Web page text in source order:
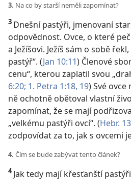
3. Na co by starší neměli zapomínat?
3 Dnešní pastýři, jmenovaní
odpovědnost. Ovce, o které
a Ježíšovi. Ježíš sám o sobě
pastýř“. (Jan 10:11) Členové
cenu“, kterou zaplatil svou
6:20; 1. Petra 1:18, 19) Své ovce
ně ochotně obětoval vlastní
zapomínat, že se mají
„velkému pastýři ovcí“. (Hebr.
zodpovídat za to, jak s ovcemi
4. Čím se bude zabývat tento článek?
4Jak tedy mají křesťanští